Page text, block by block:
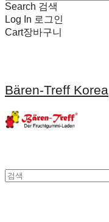
Search 검색
Log In 로그인
Cart장바구니
Bären-Treff Korea